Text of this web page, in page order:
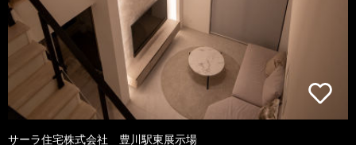
サーラ住宅株式会社 豊川駅東展示場